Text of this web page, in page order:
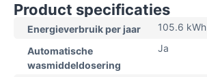
Product specificaties
Energieverbruik per jaar 105.6 kWh
Automatische
wasmiddeldosering
Ja